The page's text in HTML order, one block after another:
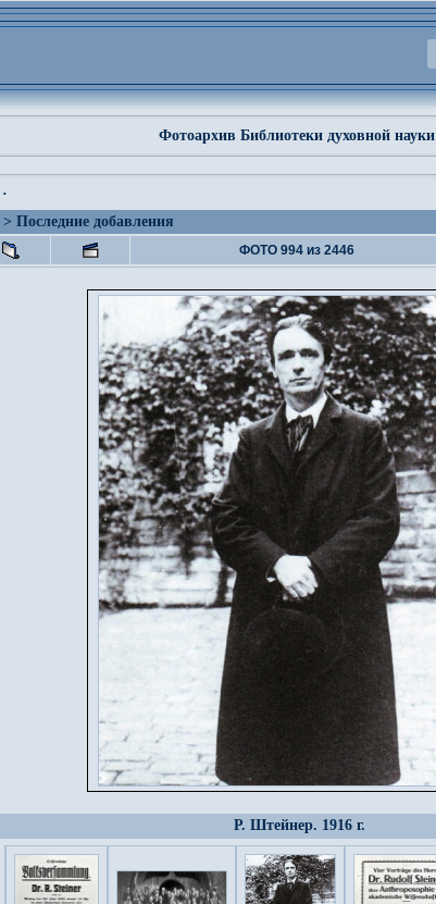
Фотоархив Библиотеки духовной науки
·
> Последние добавления
ФОТО 994 из 2446
Р. Штейнер. 1916 г.